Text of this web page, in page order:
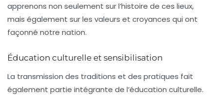
apprenons non seulement sur l’histoire de ces lieux,
mais également sur les valeurs et croyances qui ont
façonné notre nation.
Éducation culturelle et sensibilisation
La transmission des traditions et des pratiques fait
également partie intégrante de l’éducation culturelle.